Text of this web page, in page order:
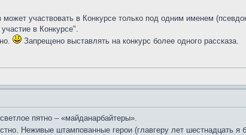
может участвовать в Конкурсе только под одним именем
в Конкурсе".
Запрещено выставлять на конкурс более одного рассказа.
пятно – «майданарбайтеры».
Неживые штампованные герои (главгеру лет шестнадцать